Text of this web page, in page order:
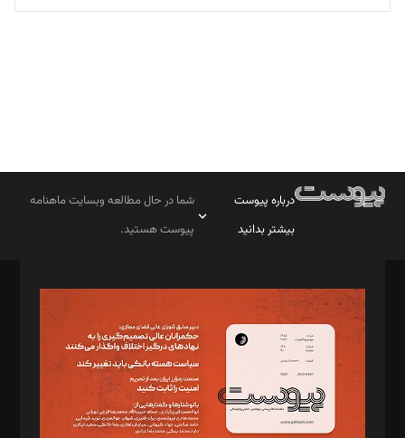
تحریریه
درباره پیوست
بیشتر بدانید
شما در حال مطالعه وبسایت ماهنامه
پیوست هستید.
مدیر مسئول: محمدباقر اثنی‌عشری
سردبیر: مهرک محمودی
دبیر تحریریه: میثم قاسمی
د‌بیر ناداستان: سمانه سمیع
د‌بیر خدمت و تجارت: ابوالفضل رجبی
د‌بیر حقوق فناوری: حسام‌الدین ایپکچی